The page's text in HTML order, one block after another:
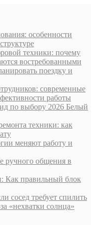
особенности
техники: почему
востребованными
поездку и
современные
работы
по выбору 2026 Белый
техники: как
меняют работу и
ручного общения в
Как правильный блок
сосед требует спилить
«нехватки солнца»